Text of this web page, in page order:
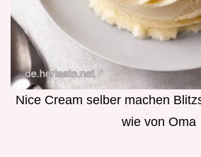
Nice Cream selber machen
wie von Oma